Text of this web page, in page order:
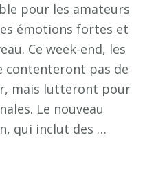
pour les amateurs
émotions fortes et
Ce week-end, les
contenteront pas de
mais lutteront pour
Le nouveau
qui inclut des …